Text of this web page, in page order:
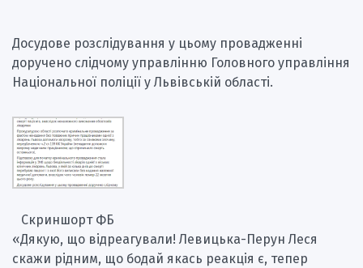
Досудове розслідування у цьому провадженні
доручено слідчому управлінню Головного управління
Національної поліції у Львівській області.
Скриншорт ФБ
«Дякую, що відреагували! Левицька-Перун Леся
скажи рідним, що бодай якась реакція є, тепер